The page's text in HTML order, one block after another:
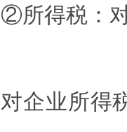
②所得税：
对企业所得